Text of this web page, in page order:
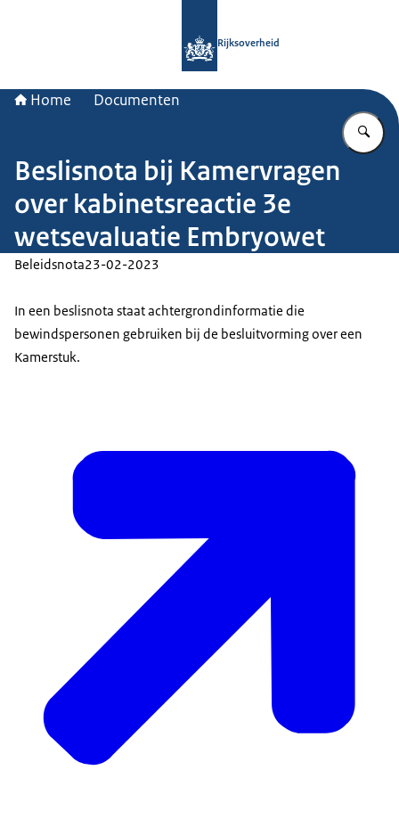
Rijksoverheid
Home Documenten
Beslisnota bij Kamervragen
over kabinetsreactie 3e
wetsevaluatie Embryowet
Beleidsnota23-02-2023
In een beslisnota staat achtergrondinformatie die
bewindspersonen gebruiken bij de besluitvorming over een
Kamerstuk.